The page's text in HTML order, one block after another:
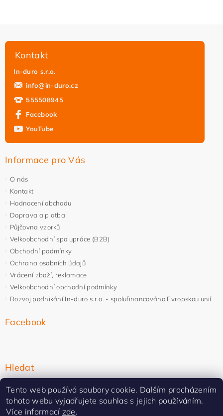
Kontakt
In-duro s.r.o.
info@in-duro.cz
555508945
Facebook
YouTube
Informace pro Vás
O nás
Kontakt
Hodnocení obchodu
Doprava a platba
Půjčovna vzorků
Velkoobchodní spolupráce (B2B)
Obchodní podmínky
Ochrana osobních údajů
Vrácení zboží, reklamace
Velkoobchodní obchodní podmínky
Rozvoj podnikání In-duro s.r.o. - spolufinancováno Evropskou unií
Facebook
Hledat
Tento web používá soubory cookie. Dalším procházením
tohoto webu vyjadřujete souhlas s jejich používáním.
Více informací zde.